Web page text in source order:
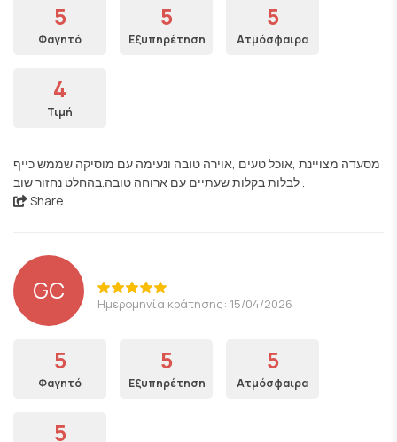
5
Φαγητό
5
Εξυπηρέτηση
5
Ατμόσφαιρα
4
Τιμή
מסעדה מצויינת ,אוכל טעים ,אוירה טובה ונעימה עם מוסיקה שממש כייף
לבלות בקלות שעתיים עם ארוחה טובה.בהחלט נחזור שוב .
Share
GC Ημερομηνία κράτησης: 15/04/2026
5
Φαγητό
5
Εξυπηρέτηση
5
Ατμόσφαιρα
5